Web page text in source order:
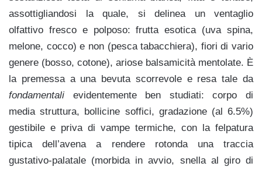
assottigliandosi la quale, si delinea un ventaglio
olfattivo fresco e polposo: frutta esotica (uva spina,
melone, cocco) e non (pesca tabacchiera), fiori di vario
genere (bosso, cotone), ariose balsamicità mentolate. È
la premessa a una bevuta scorrevole e resa tale da
fondamentali evidentemente ben studiati: corpo di
media struttura, bollicine soffici, gradazione (al 6.5%)
gestibile e priva di vampe termiche, con la felpatura
tipica dell’avena a rendere rotonda una traccia
gustativo-palatale (morbida in avvio, snella al giro di